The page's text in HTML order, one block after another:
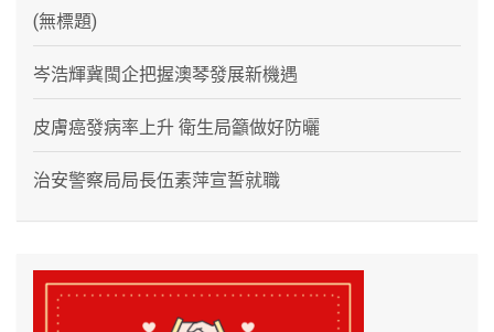
(無標題)
岑浩輝冀閩企把握澳琴發展新機遇
皮膚癌發病率上升 衛生局籲做好防曬
治安警察局局長伍素萍宣誓就職